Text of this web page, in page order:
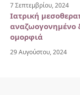
7 Σεπτεμβρίου, 2024
Ιατρική
αναζωογονημένο
ομορφιά
29 Αυγούστου, 2024